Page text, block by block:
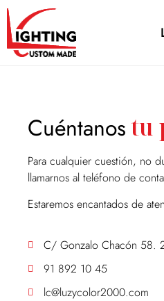
Cuéntanostu
Para cualquier cuestión, no
llamarnos al teléfono de
Estaremos encantados de
C/ Gonzalo Chacón 58.
91 892 10 45
lc@luzycolor2000.com